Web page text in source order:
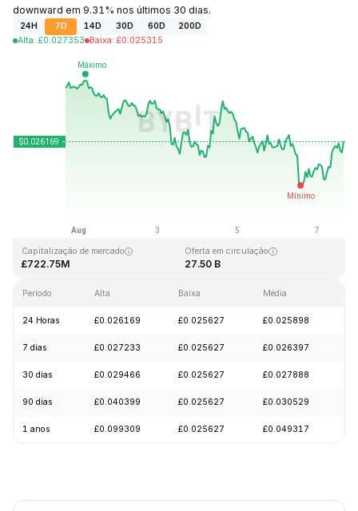
downward em 9.31% nos últimos 30 dias.
24H 7D 14D 30D 60D
200D
Alta: £0.027353 Baixa: £0.025315
£0.207411 £0.000171
Capitalização de mercado
£722.75M
Oferta em circulação
27.50 B
Período Alta Baixa Média
24 Horas £0.026169 £0.025627 £0.025898
7 dias £0.027233 £0.025627 £0.026397
30 dias £0.029466 £0.025627 £0.027888
90 dias £0.040399 £0.025627 £0.030529
1 anos £0.099309 £0.025627 £0.049317